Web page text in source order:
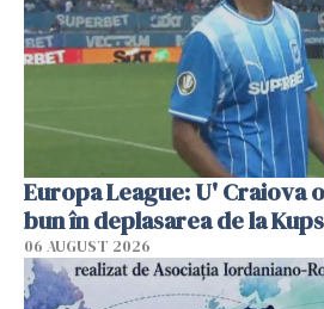
Europa League: U' Craiova
bun în deplasarea de la Kups
06 AUGUST 2026